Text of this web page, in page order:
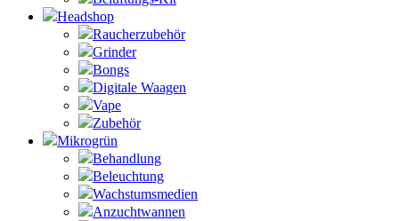
Headshop
Raucherzubehör
Grinder
Bongs
Digitale Waagen
Vape
Zubehör
Mikrogrün
Behandlung
Beleuchtung
Wachstumsmedien
Anzuchtwannen